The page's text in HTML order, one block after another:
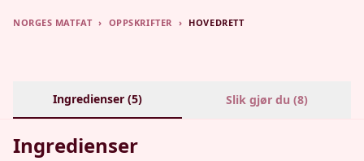
NORGES MATFAT › OPPSKRIFTER › HOVEDRETT
Ingredienser (5) Slik gjør du (8)
Ingredienser